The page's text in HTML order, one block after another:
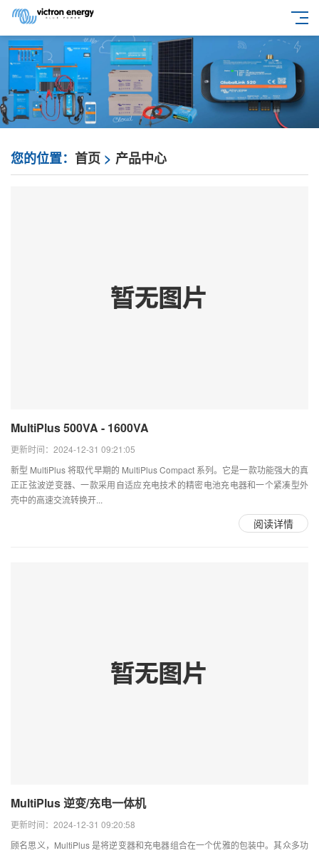
您的位置： 首页 > 产品中心
MultiPlus 500VA - 1600VA
更新时间：2024-12-31 09:21:05
新型 MultiPlus 将取代早期的 MultiPlus Compact 系列。它是一款功能强大的真
正正弦波逆变器、一款采用自适应充电技术的精密电池充电器和一个紧凑型外
壳中的高速交流转换开...
阅读详情
MultiPlus 逆变/充电一体机
更新时间：2024-12-31 09:20:58
顾名思义，MultiPlus 是将逆变器和充电器组合在一个优雅的包装中。其众多功